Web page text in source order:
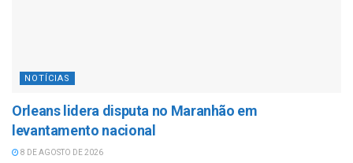
NOTÍCIAS
Orleans lidera disputa no Maranhão em
levantamento nacional
8 DE AGOSTO DE 2026